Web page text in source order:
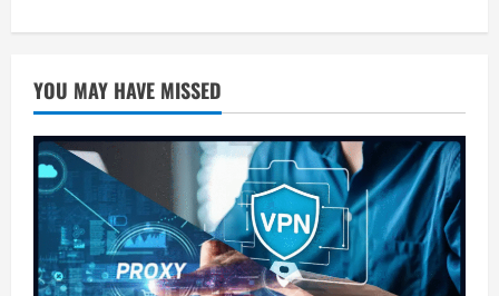
YOU MAY HAVE MISSED